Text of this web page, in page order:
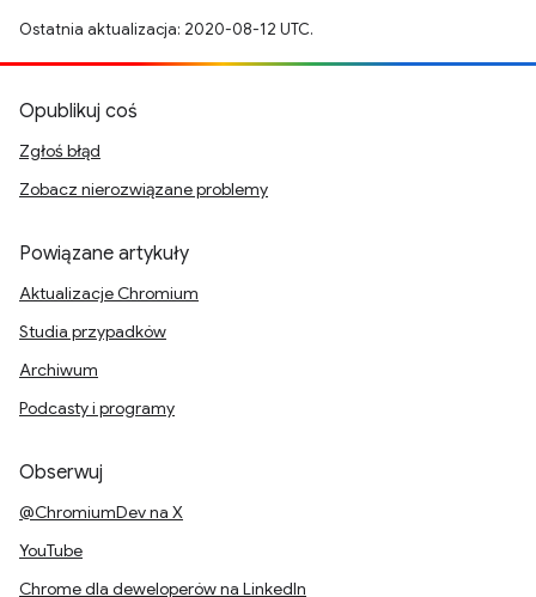
Ostatnia aktualizacja: 2020-08-12 UTC.
Opublikuj coś
Zgłoś błąd
Zobacz nierozwiązane problemy
Powiązane artykuły
Aktualizacje Chromium
Studia przypadków
Archiwum
Podcasty i programy
Obserwuj
@ChromiumDev na X
YouTube
Chrome dla deweloperów na LinkedIn